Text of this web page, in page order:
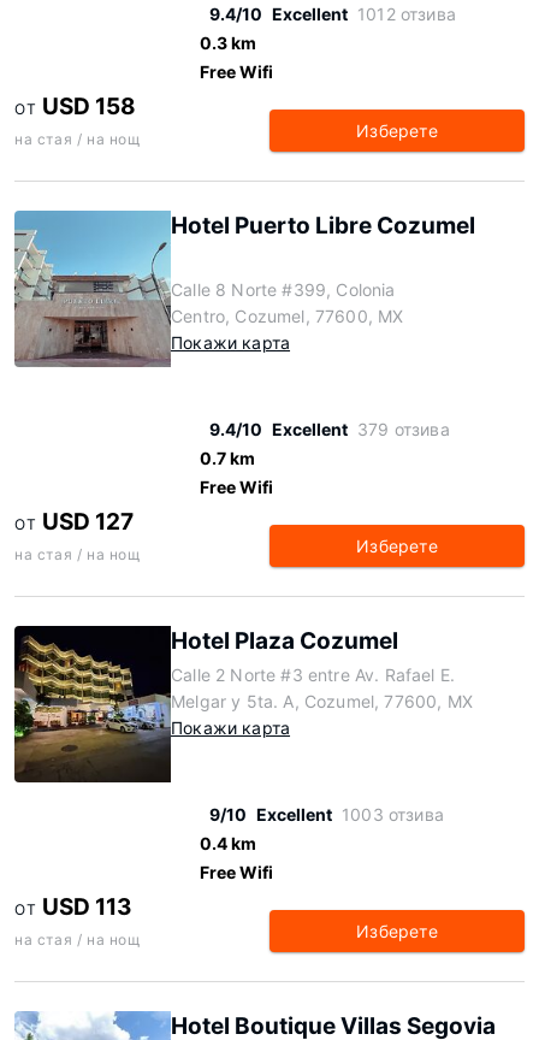
9.4/10 Excellent 1012 отзива
0.3 km
Free Wifi
ОТ USD 158
на стая / на нощ Изберете
Hotel Puerto Libre Cozumel
Calle 8 Norte #399, Colonia
Centro, Cozumel, 77600, MX
Покажи карта
9.4/10 Excellent 379 отзива
0.7 km
Free Wifi
ОТ USD 127
на стая / на нощ Изберете
Hotel Plaza Cozumel
Calle 2 Norte #3 entre Av. Rafael E.
Melgar y 5ta. A, Cozumel, 77600, MX
Покажи карта
9/10 Excellent 1003 отзива
0.4 km
Free Wifi
ОТ USD 113
на стая / на нощ Изберете
Hotel Boutique Villas Segovia